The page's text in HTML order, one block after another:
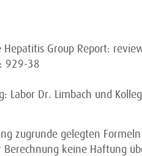
Group Report:
929-38
Labor Dr. Limbach und
zugrunde gelegten
Berechnung keine Haftung